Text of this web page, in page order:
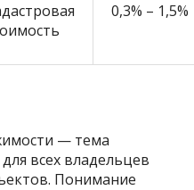
0,3% – 1,5%
— тема
всех владельцев
Понимание